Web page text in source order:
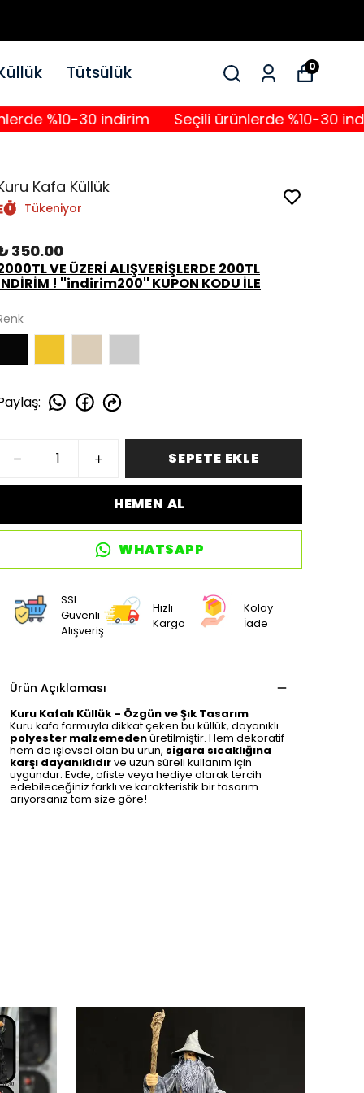
Tütsülük 0
30 indirim Seçili ürünlerde %10-30 indirim
Kafa Küllük
Tükeniyor
350.00
VE ÜZERİ ALIŞVERİŞLERDE 200TL
! ''indirim200'' KUPON KODU İLE
:
SEPETE EKLE
HEMEN AL
WHATSAPP
SSL
Güvenli
Alışveriş
Hızlı
Kargo
Kolay
İade
Ürün Açıklaması
Kuru Kafalı Küllük – Özgün ve Şık Tasarım
Kuru kafa formuyla dikkat çeken bu küllük, dayanıklı
polyester malzemedenüretilmiştir. Hem dekoratif
hem de işlevsel olan bu ürün, sigara sıcaklığına
karşı dayanıklıdırve uzun süreli kullanım için
uygundur. Evde, ofiste veya hediye olarak tercih
edebileceğiniz farklı ve karakteristik bir tasarım
arıyorsanız tam size göre!